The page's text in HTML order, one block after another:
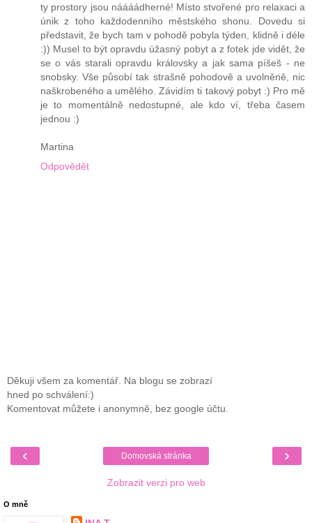
ty prostory jsou náááádherné! Místo stvořené pro relaxaci a
únik z toho každodenního městského shonu. Dovedu si
představit, že bych tam v pohodě pobyla týden, klidně i déle
:)) Musel to být opravdu úžasný pobyt a z fotek jde vidět, že
se o vás starali opravdu královsky a jak sama píšeš - ne
snobsky. Vše působí tak strašně pohodově a uvolněně, nic
naškrobeného a umělého. Závidím ti takový pobyt :) Pro mě
je to momentálně nedostupné, ale kdo ví, třeba časem
jednou :)
Martina
Odpovědět
Děkuji všem za komentář. Na blogu se zobrazí
hned po schválení:)
Komentovat můžete i anonymně, bez google účtu.
‹ ›
Domovská stránka
Zobrazit verzi pro web
O mně